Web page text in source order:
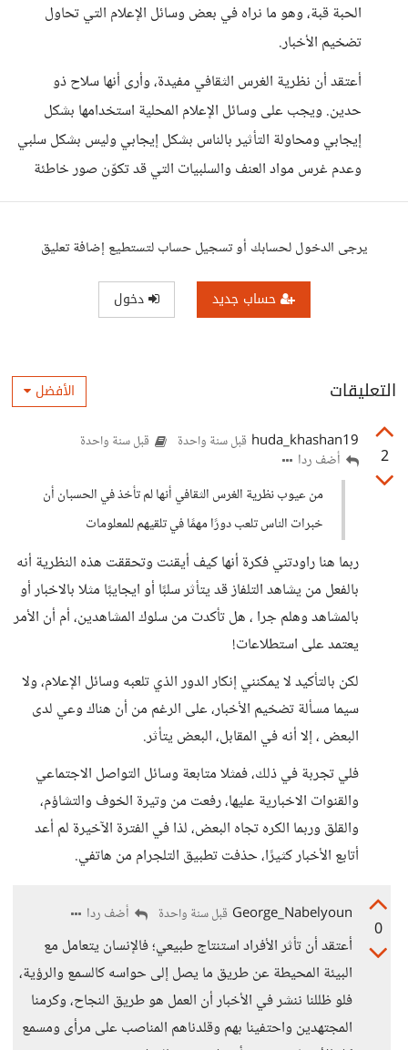
الحبة قبة، وهو ما نراه في بعض وسائل الإعلام التي تحاول
تضخيم الأخبار.
أعتقد أن نظرية الغرس الثقافي مفيدة، وأرى أنها سلاح ذو
حدين. ويجب على وسائل الإعلام المحلية استخدامها بشكل
إيجابي ومحاولة التأثير بالناس بشكل إيجابي وليس بشكل سلبي
وعدم غرس مواد العنف والسلبيات التي قد تكوّن صور خاطئة
يرجى الدخول لحسابك أو تسجيل حساب لتستطيع إضافة تعليق
حساب جديد دخول
التعليقات الأفضل
2
huda_khashan19 قبل سنة واحدة قبل سنة واحدة
أضف ردا
من عيوب نظرية الغرس الثقافي أنها لم تأخذ في الحسبان أن
خبرات الناس تلعب دورًا مهمًا في تلقيهم للمعلومات
ربما هنا راودتني فكرة أنها كيف أيقنت وتحققت هذه النظرية أنه
بالفعل من يشاهد التلفاز قد يتأثر سلبًا أو ايجايبًا مثلا بالاخبار أو
بالمشاهد وهلم جرا ، هل تأكدت من سلوك المشاهدين، أم أن الأمر
يعتمد على استطلاعات!
لكن بالتأكيد لا يمكنني إنكار الدور الذي تلعبه وسائل الإعلام، ولا
سيما مسألة تضخيم الأخبار، على الرغم من أن هناك وعي لدى
البعض ، إلا أنه في المقابل، البعض يتأثر.
فلي تجربة في ذلك، فمثلا متابعة وسائل التواصل الاجتماعي
والقنوات الاخبارية عليها، رفعت من وتيرة الخوف والتشاؤم،
والقلق وربما الكره تجاه البعض، لذا في الفترة الآخيرة لم أعد
أتابع الأخبار كثيرًا، حذفت تطبيق التلجرام من هاتفي.
0
George_Nabelyoun قبل سنة واحدة أضف ردا
أعتقد أن تأثر الأفراد استنتاج طبيعي؛ فالإنسان يتعامل مع
البيئة المحيطة عن طريق ما يصل إلى حواسه كالسمع والرؤية،
فلو ظللنا ننشر في الأخبار أن العمل هو طريق النجاح، وكرمنا
المجتهدين واحتفينا بهم وقلدناهم المناصب على مرأى ومسمع